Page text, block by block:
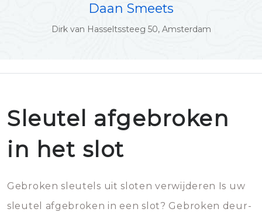
Daan Smeets
Dirk van Hasseltssteeg 50, Amsterdam
Sleutel afgebroken
in het slot
Gebroken sleutels uit sloten verwijderen Is uw
sleutel afgebroken in een slot? Gebroken deur-